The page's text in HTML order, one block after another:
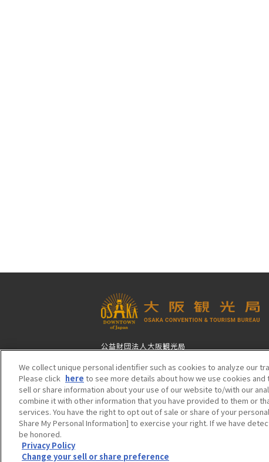
公益財団法人大阪観光局
TODA BUILDING 心斎橋（旧りそな船場ビル）
06-6282-5900（代表）
We collect unique personal identifier such as cookies to analyze our
Please click here to see more details about how we use cookies
sell or share information about your use of our website to/with our
combine it with other information that you have provided to them or
services. You have the right to opt out of sale or share of your
Share My Personal Information] to exercise your right. If we have
be honored.
Privacy Policy
Change your sell or share preference